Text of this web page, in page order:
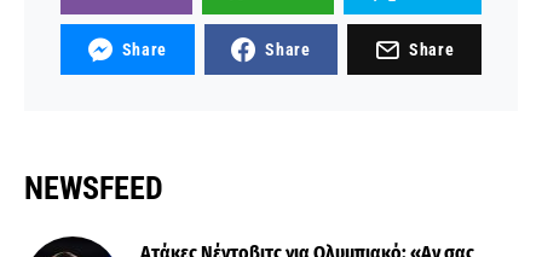
Share Share Share
NEWSFEED